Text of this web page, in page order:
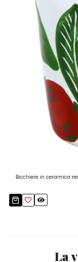
Bicchiere in ceramica
La